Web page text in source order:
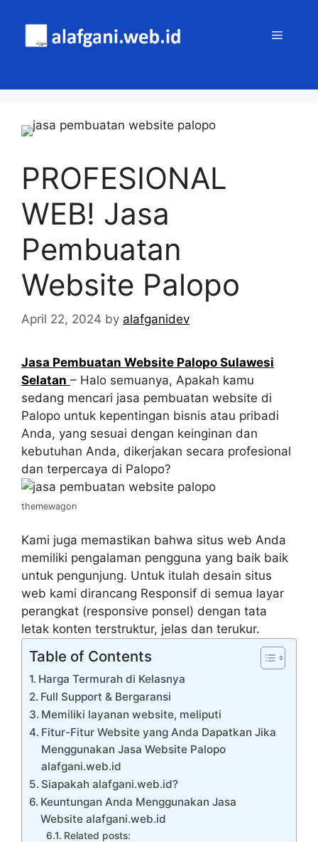
content
MENU
PROFESIONAL
WEB! Jasa
Pembuatan
Website Palopo
April 22, 2024 by alafganidev
Jasa Pembuatan Website Palopo Sulawesi
Selatan – Halo semuanya, Apakah kamu
sedang mencari jasa pembuatan website di
Palopo untuk kepentingan bisnis atau pribadi
Anda, yang sesuai dengan keinginan dan
kebutuhan Anda, dikerjakan secara profesional
dan terpercaya di Palopo?
themewagon
Kami juga memastikan bahwa situs web Anda
memiliki pengalaman pengguna yang baik baik
untuk pengunjung. Untuk itulah desain situs
web kami dirancang Responsif di semua layar
perangkat (responsive ponsel) dengan tata
letak konten terstruktur, jelas dan terukur.
Table of Contents
Harga Termurah di Kelasnya
Full Support & Bergaransi
Memiliki layanan website, meliputi
Fitur-Fitur Website yang Anda Dapatkan Jika
Menggunakan Jasa Website Palopo
alafgani.web.id
Siapakah alafgani.web.id?
Keuntungan Anda Menggunakan Jasa
Website alafgani.web.id
Related posts: